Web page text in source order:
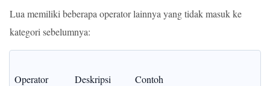
Lua memiliki beberapa operator lainnya yang tidak masuk ke
kategori sebelumnya:
Operator Deskripsi Contoh